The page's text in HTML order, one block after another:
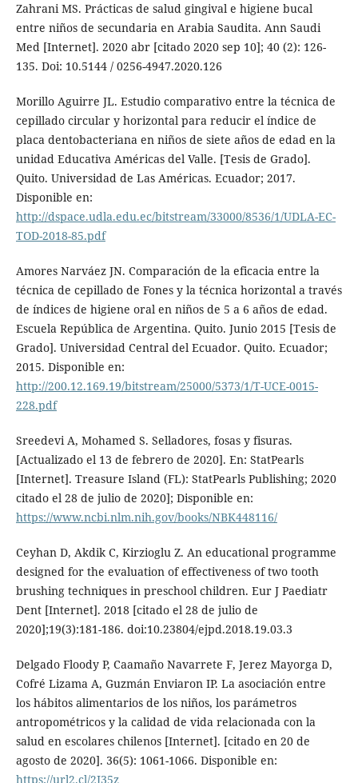
Zahrani MS. Prácticas de salud gingival e higiene bucal
entre niños de secundaria en Arabia Saudita. Ann Saudi
Med [Internet]. 2020 abr [citado 2020 sep 10]; 40 (2): 126-
135. Doi: 10.5144 / 0256-4947.2020.126
Morillo Aguirre JL. Estudio comparativo entre la técnica de
cepillado circular y horizontal para reducir el índice de
placa dentobacteriana en niños de siete años de edad en la
unidad Educativa Américas del Valle. [Tesis de Grado].
Quito. Universidad de Las Américas. Ecuador; 2017.
Disponible en:
http://dspace.udla.edu.ec/bitstream/33000/8536/1/UDLA-EC-
TOD-2018-85.pdf
Amores Narváez JN. Comparación de la eficacia entre la
técnica de cepillado de Fones y la técnica horizontal a través
de índices de higiene oral en niños de 5 a 6 años de edad.
Escuela República de Argentina. Quito. Junio 2015 [Tesis de
Grado]. Universidad Central del Ecuador. Quito. Ecuador;
2015. Disponible en:
http://200.12.169.19/bitstream/25000/5373/1/T-UCE-0015-
228.pdf
Sreedevi A, Mohamed S. Selladores, fosas y fisuras.
[Actualizado el 13 de febrero de 2020]. En: StatPearls
[Internet]. Treasure Island (FL): StatPearls Publishing; 2020
citado el 28 de julio de 2020]; Disponible en:
https://www.ncbi.nlm.nih.gov/books/NBK448116/
Ceyhan D, Akdik C, Kirzioglu Z. An educational programme
designed for the evaluation of effectiveness of two tooth
brushing techniques in preschool children. Eur J Paediatr
Dent [Internet]. 2018 [citado el 28 de julio de
2020];19(3):181-186. doi:10.23804/ejpd.2018.19.03.3
Delgado Floody P, Caamaño Navarrete F, Jerez Mayorga D,
Cofré Lizama A, Guzmán Enviaron IP. La asociación entre
los hábitos alimentarios de los niños, los parámetros
antropométricos y la calidad de vida relacionada con la
salud en escolares chilenos [Internet]. [citado en 20 de
agosto de 2020]. 36(5): 1061-1066. Disponible en:
https://url2.cl/2J35z